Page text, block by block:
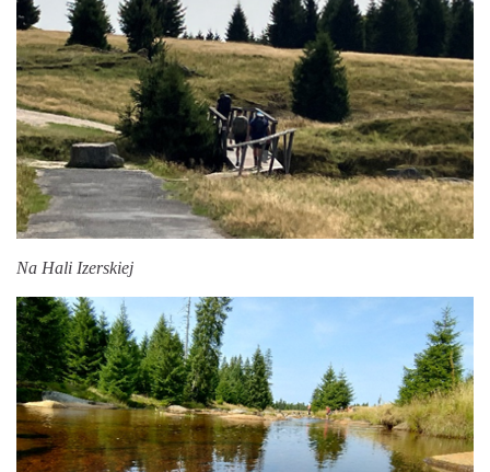
Na Hali Izerskiej